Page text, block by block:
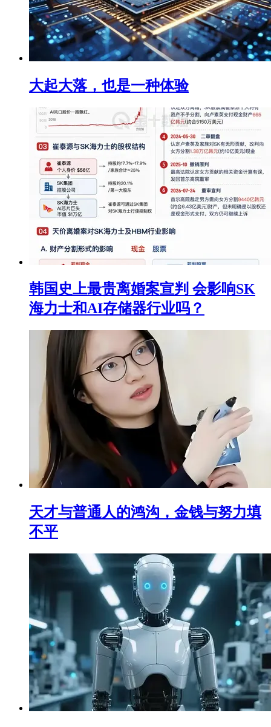
大起大落，也是一种体验
韩国史上最贵离婚案宣判 会影响SK
海力士和AI存储器行业吗？
天才与普通人的鸿沟，金钱与努力填
不平